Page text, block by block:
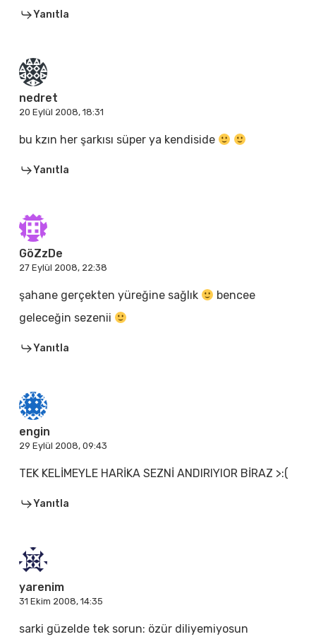
Yanıtla
nedret
20 Eylül 2008, 18:31
bu kzın her şarkısı süper ya kendiside
Yanıtla
GöZzDe
27 Eylül 2008, 22:38
şahane gerçekten yüreğine sağlık
bencee
geleceğin sezenii
Yanıtla
engin
29 Eylül 2008, 09:43
TEK KELİMEYLE HARİKA SEZNİ ANDIRIYIOR BİRAZ >:(
Yanıtla
yarenim
31 Ekim 2008, 14:35
sarki güzelde tek sorun: özür diliyemiyosun